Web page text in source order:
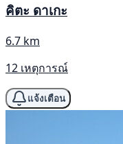
คิตะ ดาเกะ
6.7 km
12 เหตุการณ์
แจ้งเตือน